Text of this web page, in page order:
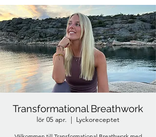
Transformational Breathwork
lör 05 apr.
  |
Lyckoreceptet